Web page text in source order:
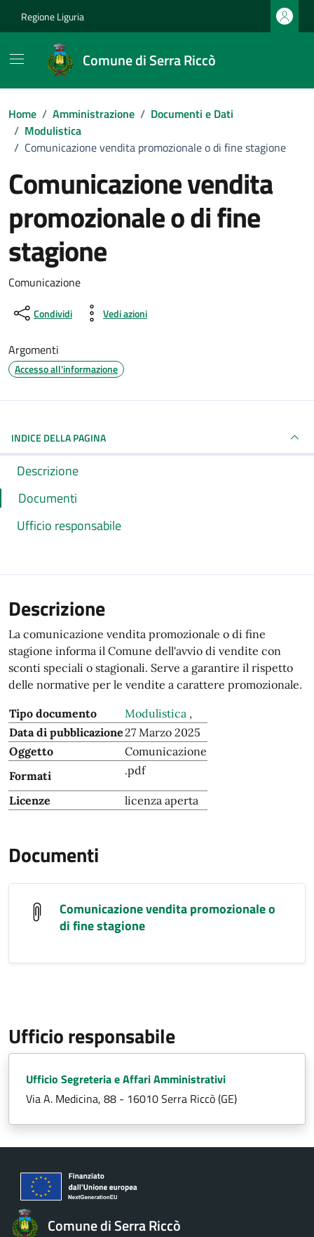
Regione Liguria
Comune di Serra Riccò
Home / Amministrazione / Documenti e Dati
/ Modulistica
/ Comunicazione vendita promozionale o di fine stagione
Comunicazione vendita
promozionale o di fine
stagione
Dettagli del documento
Comunicazione
Condividi Vedi azioni
Argomenti
Accesso all'informazione
INDICE DELLA PAGINA
Descrizione
Documenti
Ufficio responsabile
Descrizione
La comunicazione vendita promozionale o di fine
stagione informa il Comune dell'avvio di vendite con
sconti speciali o stagionali. Serve a garantire il rispetto
delle normative per le vendite a carattere promozionale.
Tipo documento Modulistica ,
Data di pubblicazione27 Marzo 2025
Oggetto
Comunicazione
Formati
.pdf
Licenze licenza aperta
Documenti
Comunicazione vendita promozionale o
di fine stagione
Ufficio responsabile
Ufficio Segreteria e Affari Amministrativi
Via A. Medicina, 88 - 16010 Serra Riccò (GE)
Comune di Serra Riccò